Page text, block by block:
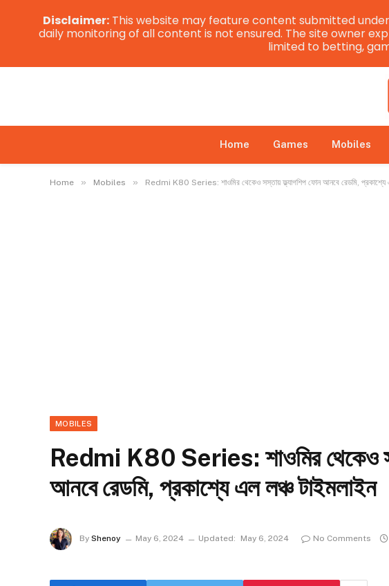
Home Games Mobiles
Home » Mobiles » Redmi K80 Series: শাওমির থেকেও সস্তায় ফ্ল্যাগশিপ ফোন আনবে রেডমি, প্রকাশ্যে
MOBILES
Redmi K80 Series: শাওমির থেকেও
আনবে রেডমি, প্রকাশ্যে এল লঞ্চ টাইমলাইন
By Shenoy May 6, 2024 Updated: May 6, 2024 No Comments
Disclaimer:This website may feature content submitted
daily monitoring of all content is not ensured. The site owner
limited to betting,